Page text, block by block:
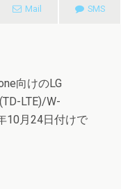
Mail SMS
向けのLG
LTE)/W-
10月24日付けで